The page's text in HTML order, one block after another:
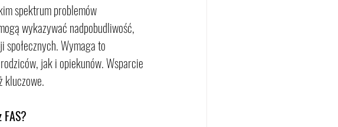
spektrum problemów
wykazywać nadpobudliwość,
Wymaga to
jak i opiekunów. Wsparcie
kluczowe.